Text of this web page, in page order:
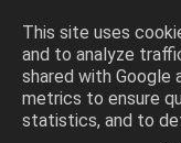
This site uses
and to analyze
shared with Google
metrics to ensure
statistics, and to